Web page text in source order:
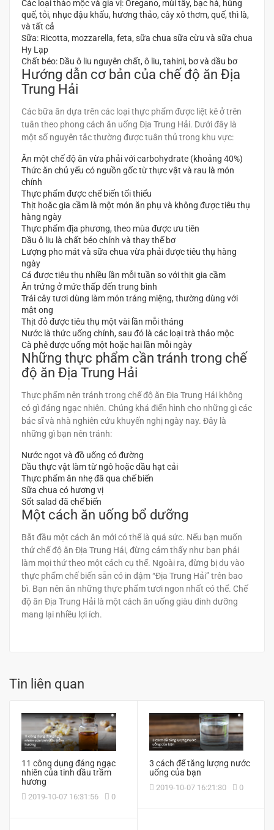
Các loại thảo mộc và gia vị: Oregano, mùi tây, bạc hà, húng
quế, tỏi, nhục đậu khấu, hương thảo, cây xô thơm, quế, thì là,
và tất cả
Sữa: Ricotta, mozzarella, feta, sữa chua sữa cừu và sữa chua
Hy Lạp
Chất béo: Dầu ô liu nguyên chất, ô liu, tahini, bơ và dầu bơ
Hướng dẫn cơ bản của chế độ ăn Địa
Trung Hải
Các bữa ăn dựa trên các loại thực phẩm được liệt kê ở trên
tuân theo phong cách ăn uống Địa Trung Hải. Dưới đây là
một số nguyên tắc thường được tuân thủ trong khu vực:
Ăn một chế độ ăn vừa phải với carbohydrate (khoảng 40%)
Thức ăn chủ yếu có nguồn gốc từ thực vật và rau là món
chính
Thực phẩm được chế biến tối thiểu
Thịt hoặc gia cầm là một món ăn phụ và không được tiêu thụ
hàng ngày
Thực phẩm địa phương, theo mùa được ưu tiên
Dầu ô liu là chất béo chính và thay thế bơ
Lượng pho mát và sữa chua vừa phải được tiêu thụ hàng
ngày
Cá được tiêu thụ nhiều lần mỗi tuần so với thịt gia cầm
Ăn trứng ở mức thấp đến trung bình
Trái cây tươi dùng làm món tráng miệng, thường dùng với
mật ong
Thịt đỏ được tiêu thụ một vài lần mỗi tháng
Nước là thức uống chính, sau đó là các loại trà thảo mộc
Cà phê được uống một hoặc hai lần mỗi ngày
Những thực phẩm cần tránh trong chế
độ ăn Địa Trung Hải
Thực phẩm nên tránh trong chế độ ăn Địa Trung Hải không
có gì đáng ngạc nhiên. Chúng khá điển hình cho những gì các
bác sĩ và nhà nghiên cứu khuyến nghị ngày nay. Đây là
những gì bạn nên tránh:
Nước ngọt và đồ uống có đường
Dầu thực vật làm từ ngô hoặc dầu hạt cải
Thực phẩm ăn nhẹ đã qua chế biến
Sữa chua có hương vị
Sốt salad đã chế biến
Một cách ăn uống bổ dưỡng
Bắt đầu một cách ăn mới có thể là quá sức. Nếu bạn muốn
thử chế độ ăn Địa Trung Hải, đừng cảm thấy như bạn phải
làm mọi thứ theo một cách cụ thể. Ngoài ra, đừng bị dụ vào
thực phẩm chế biến sẵn có in đậm “Địa Trung Hải” trên bao
bì. Bạn nên ăn những thực phẩm tươi ngon nhất có thể. Chế
độ ăn Địa Trung Hải là một cách ăn uống giàu dinh dưỡng
mang lại nhiều lợi ích.
Tin liên quan
11 công dụng đáng ngạc
nhiên của tinh dầu trầm
hương
2019-10-07 16:31:56 0
3 cách để tăng lượng nước
uống của bạn
2019-10-07 16:21:30 0